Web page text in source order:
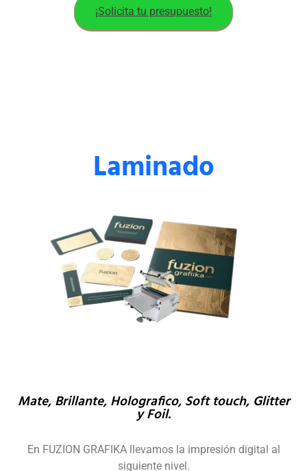
¡Solicita tu presupuesto!
Laminado
Mate, Brillante, Holografico, Soft touch, Glitter
y Foil.
En FUZION GRAFIKA llevamos la impresión digital al
siguiente nivel.